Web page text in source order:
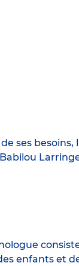
ses
enfants et